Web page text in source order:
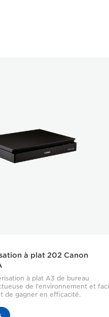
à plat 202 Canon
à plat A3 de bureau
de l'environnement et
de gagner en efficacité.